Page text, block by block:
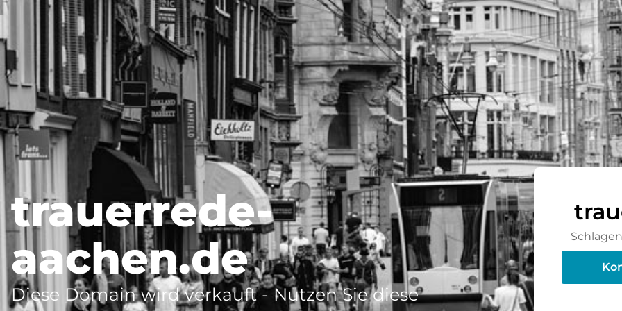
trauerrede-
aachen.de
Diese Domain wird verkauft - Nutzen Sie diese